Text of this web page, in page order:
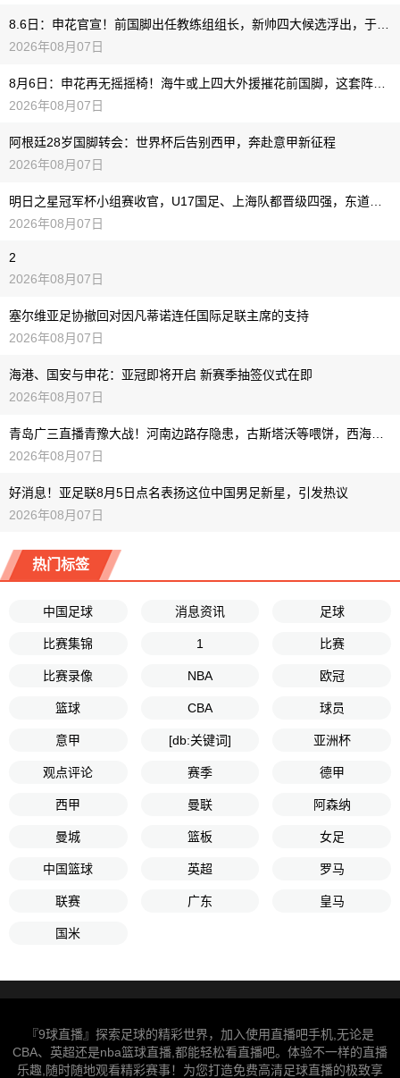
2026年08月07日
2026年08月07日
阿根廷28岁国脚转会：世界杯后告别西甲，奔赴意甲新征程
2026年08月07日
2026年08月07日
2
2026年08月07日
塞尔维亚足协撤回对因凡蒂诺连任国际足联主席的支持
2026年08月07日
海港、国安与申花：亚冠即将开启 新赛季抽签仪式在即
2026年08月07日
2026年08月07日
好消息！亚足联8月5日点名表扬这位中国男足新星，引发热议
2026年08月07日
热门标签
中国足球 消息资讯 足球
比赛集锦 1 比赛
比赛录像 NBA 欧冠
篮球 CBA 球员
意甲 [db:关键词] 亚洲杯
观点评论 赛季 德甲
西甲 曼联 阿森纳
曼城 篮板 女足
中国篮球 英超 罗马
联赛 广东 皇马
国米
『9球直播』探索足球的精彩世界，加入使用直播吧手机,无论是
CBA、英超还是nba篮球直播,都能轻松看直播吧。体验不一样的直播
乐趣,随时随地观看精彩赛事！为您打造免费高清足球直播的极致享